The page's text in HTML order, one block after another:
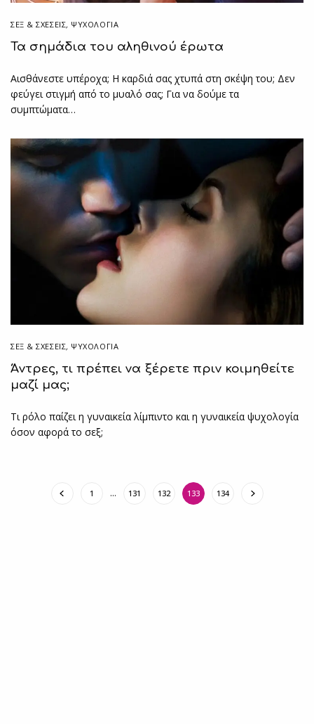
ΣΕΞ & ΣΧΈΣΕΙΣ, ΨΥΧΟΛΟΓΙΑ
Τα σημάδια του αληθινού έρωτα
Αισθάνεστε υπέροχα; Η καρδιά σας χτυπά στη σκέψη του; Δεν
φεύγει στιγμή από το μυαλό σας; Για να δούμε τα
συμπτώματα…
ΣΕΞ & ΣΧΈΣΕΙΣ, ΨΥΧΟΛΟΓΙΑ
Άντρες, τι πρέπει να ξέρετε πριν κοιμηθείτε
μαζί μας;
Τι ρόλο παίζει η γυναικεία λίμπιντο και η γυναικεία ψυχολογία
όσον αφορά το σεξ;
1 … 131 132 133 134